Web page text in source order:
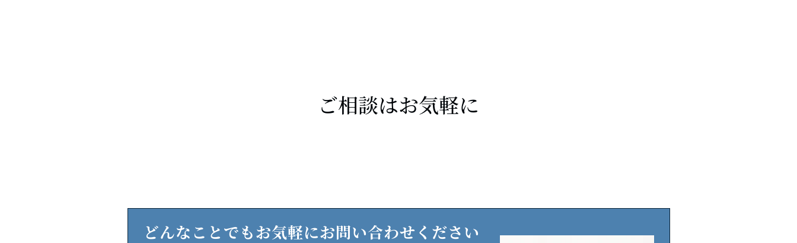
ご相談はお気軽に
どんなことでもお気軽にお問い合わせください